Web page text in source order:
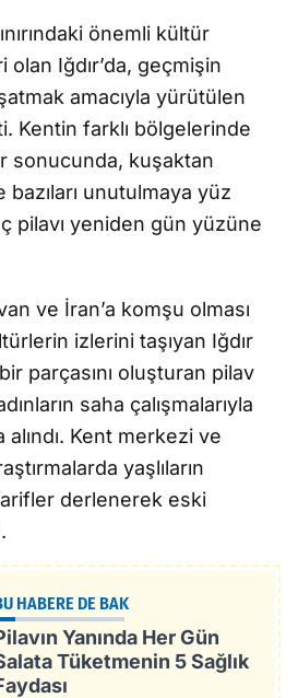
önemli kültür
Iğdır’da, geçmişin
amacıyla yürütülen
Kentin farklı bölgelerinde
sonucunda, kuşaktan
bazıları unutulmaya yüz
pilavı yeniden gün yüzüne
ve İran’a komşu olması
izlerini taşıyan Iğdır
parçasını oluşturan pilav
saha çalışmalarıyla
alındı. Kent merkezi ve
yaşlıların
derlenerek eski
HABERE DE BAK
Yanında Her Gün
Tüketmenin 5 Sağlık